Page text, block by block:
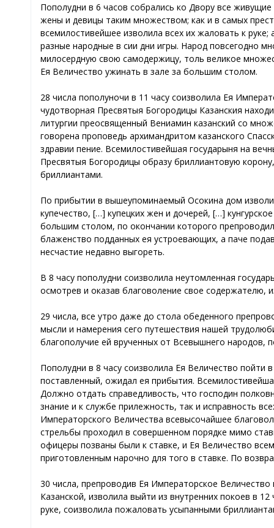
Пополудни в 6 часов собрались ко Двору все
жены и девицы таким множеством; как и в самых
всемилостивейшее изволила всех их жаловать к
разные народные в сии дни игры. Народ повсегодно
милосердную свою самодержицу, толь великое
Ея Величество ужинать в зале за большим столом.
28 числа пополуночи в 11 часу соизволила Ея
чудотворная Пресвятыя Богородицы Казанския
литургии преосвященный Вениамин казанский со
говорена проповедь архимандритом казанского
здравии пение. Всемилостивейшая государыня на
Пресвятыя Богородицы образу бриллиантовую
бриллиантами.
По прибытии в вышеупоминаемый Осокина дом
купечество, […] купецких жен и дочерей, […]
большим столом, по окончании которого
блаженство подданных ея устроевающих, а паче
несчастие недавно выгореть.
В 8 часу пополудни соизволила неутомленная
осмотрев и оказав благоволение свое содержателю,
29 числа, все утро даже до стола обеденного
мысли и намерения сего путешествия нашей
благополучие ей врученных от Всевышнего народов,
Пополудни в 8 часу соизволила Ея Величество пойти
поставленный, ожидал ея прибытия.
Должно отдать справедливость, что господин
знание и к службе прилежность, так и исправность
Императорского Величества всевысочайшее
стрельбы проходил в совершенном порядке мимо
офицеры позваны были к ставке, и Ея Величество
приготовленным нарочно для того в ставке. По
30 числа, препроводив Ея Императорское
Казанской, изволила выйти из внутренних покоев в
руке, соизволила пожаловать усыпанными